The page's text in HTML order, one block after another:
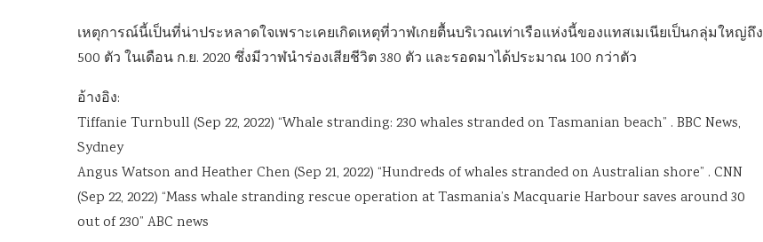
เหตุการณ์นี้เป็นที่น่าประหลาดใจเพราะเคยเกิดเหตุที่วาฬเกยตื้นบริเวณเท่าเรือแห่งนี้ของแทสเมเนียเป็นกลุ่มใหญ่ถึง
500 ตัว ในเดือน ก.ย. 2020 ซึ่งมีวาฬนำร่องเสียชีวิต 380 ตัว และรอดมาได้ประมาณ 100 กว่าตัว
อ้างอิง:
Tiffanie Turnbull (Sep 22, 2022) “Whale stranding: 230 whales stranded on Tasmanian beach” . BBC News,
Sydney
Angus Watson and Heather Chen (Sep 21, 2022) “Hundreds of whales stranded on Australian shore” . CNN
(Sep 22, 2022) “Mass whale stranding rescue operation at Tasmania’s Macquarie Harbour saves around 30
out of 230” ABC news